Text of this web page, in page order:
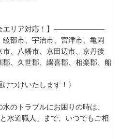
リア対応！】———————
部市、宇治市、宮津市、亀岡
、八幡市、京田辺市、京丹後
、久世郡、綴喜郡、相楽郡、船
つけいたします！〉
のトラブルにお困りの時は、
水道職人」まで、いつでもご相